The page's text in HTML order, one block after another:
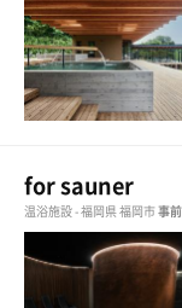
for sauner
温浴施設 - 福岡県 福岡市事